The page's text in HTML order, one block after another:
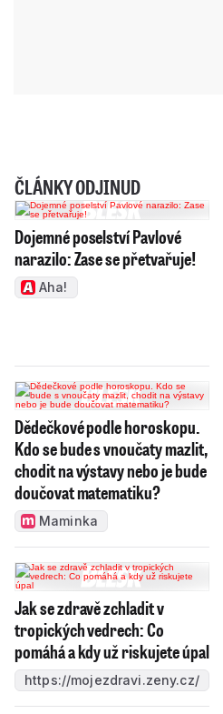
ČLÁNKY ODJINUD
Dojemné poselství Pavlové
narazilo: Zase se přetvařuje!
Aha!
Dědečkové podle horoskopu.
Kdo se bude s vnoučaty mazlit,
chodit na výstavy nebo je bude
doučovat matematiku?
Maminka
Jak se zdravě zchladit v
tropických vedrech: Co
pomáhá a kdy už riskujete úpal
https://mojezdravi.zeny.cz/